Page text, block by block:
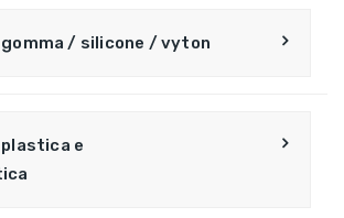
/ silicone / vyton
e